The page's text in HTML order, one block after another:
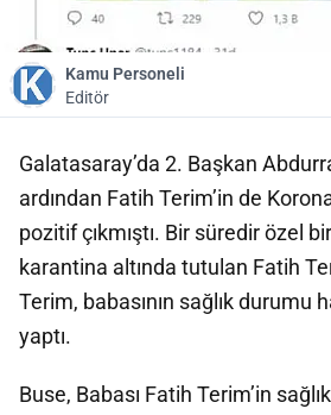
Kamu Personeli
Editör
Galatasaray’da 2. Başkan
ardından Fatih Terim’in de
pozitif çıkmıştı. Bir süredir özel
karantina altında tutulan Fatih
Terim, babasının sağlık durumu
yaptı.
Buse, Babası Fatih Terim’in